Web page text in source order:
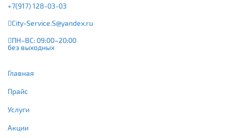
+7(917) 128-03-03
City-Service.S@yandex.ru
ПН–ВС: 09:00–20:00
без выходных
Главная
Прайс
Услуги
Акции